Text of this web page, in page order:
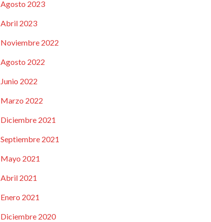
Agosto 2023
Abril 2023
Noviembre 2022
Agosto 2022
Junio 2022
Marzo 2022
Diciembre 2021
Septiembre 2021
Mayo 2021
Abril 2021
Enero 2021
Diciembre 2020